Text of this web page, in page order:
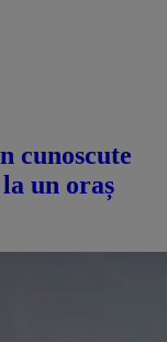
cunoscute
un oraș